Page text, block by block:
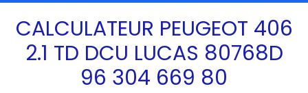
CALCULATEUR PEUGEOT 406
2.1 TD DCU LUCAS 80768D
96 304 669 80